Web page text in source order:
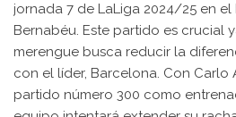
jornada 7 de LaLiga 2024/25 en
Bernabéu. Este partido es crucial
merengue busca reducir la
con el líder, Barcelona. Con
partido número 300 como